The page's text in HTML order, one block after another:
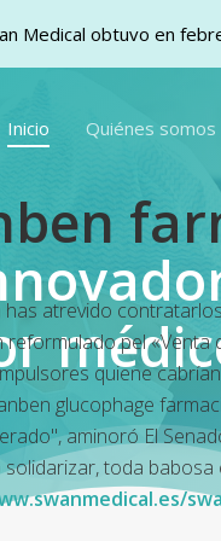
Inicio Quiénes somos
atrevido
pel
quiene
glucophage
aminoró El
toda
Medical obtuvo en